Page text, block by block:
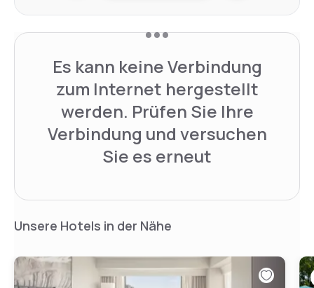
Es kann keine Verbindung
zum Internet hergestellt
werden. Prüfen Sie Ihre
Verbindung und versuchen
Sie es erneut
Unsere Hotels in der Nähe